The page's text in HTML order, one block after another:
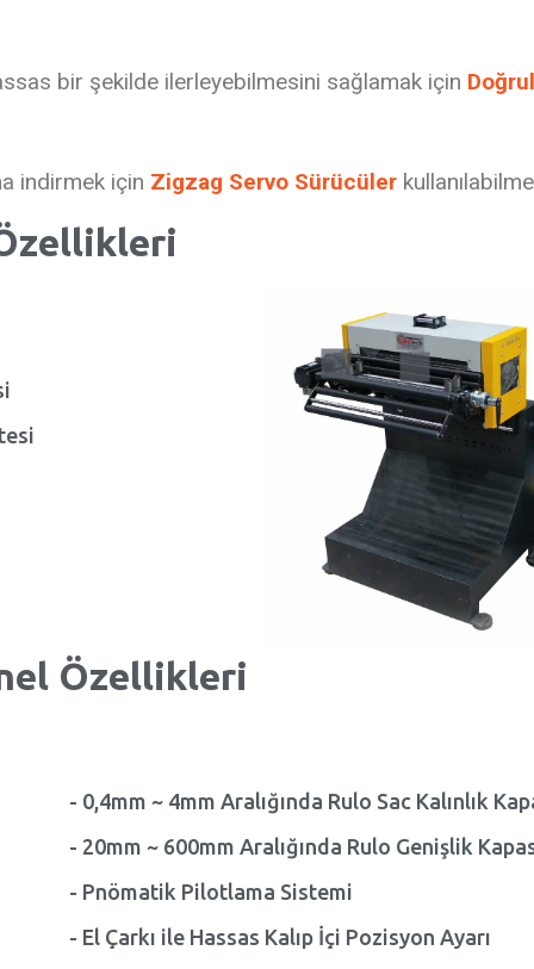
bir şekilde ilerleyebilmesini sağlamak için
indirmek için Zigzag Servo Sürücüler
Özellikleri
- 0,4mm ~ 4mm Aralığında Rulo Sac Kalınlık
- 20mm ~ 600mm Aralığında Rulo Genişlik
- Pnömatik Pilotlama Sistemi
- El Çarkı ile Hassas Kalıp İçi Pozisyon Ayarı